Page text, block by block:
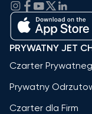
PRYWATNY JET
Czarter
Prywatny
Czarter dla Firm